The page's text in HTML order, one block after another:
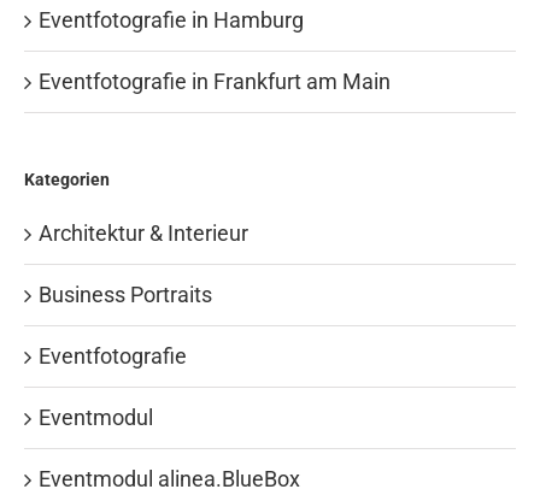
Eventfotografie in Hamburg
Eventfotografie in Frankfurt am Main
Kategorien
Architektur & Interieur
Business Portraits
Eventfotografie
Eventmodul
Eventmodul alinea.BlueBox